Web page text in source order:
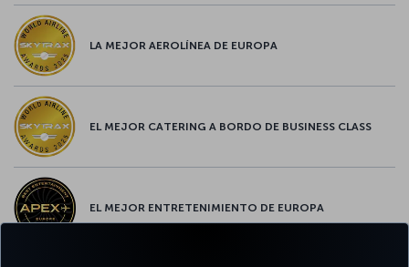
LA MEJOR AEROLÍNEA DE EUROPA
EL MEJOR CATERING A BORDO DE BUSINESS CLASS
EL MEJOR ENTRETENIMIENTO DE EUROPA